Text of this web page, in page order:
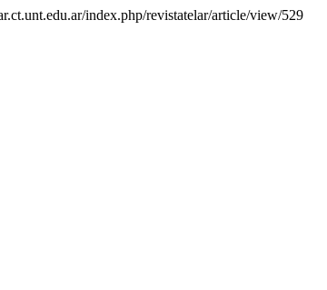
index.php/revistatelar/article/view/529